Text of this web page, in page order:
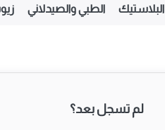
البلاستيك الطبي والصيدلاني
لم تسجل بعد؟